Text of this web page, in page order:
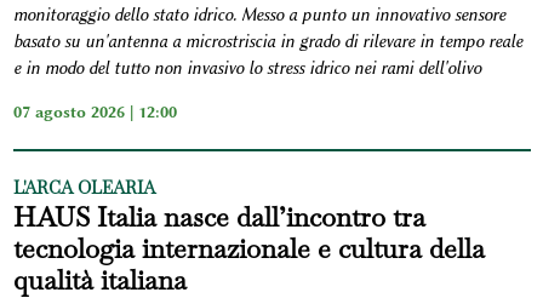
monitoraggio dello stato idrico. Messo a punto un innovativo sensore
basato su un'antenna a microstriscia in grado di rilevare in tempo reale
e in modo del tutto non invasivo lo stress idrico nei rami dell'olivo
07 agosto 2026 | 12:00
L'ARCA OLEARIA
HAUS Italia nasce dall’incontro tra
tecnologia internazionale e cultura della
qualità italiana